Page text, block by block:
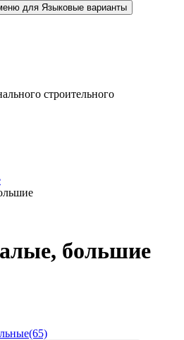
для Языковые варианты
строительного
большие
(65)